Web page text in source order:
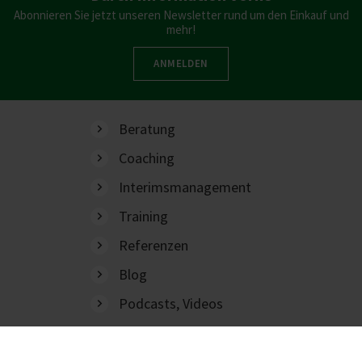
Abonnieren Sie jetzt unseren Newsletter rund um den Einkauf und
mehr!
ANMELDEN
Beratung
Coaching
Interimsmanagement
Training
Referenzen
Blog
Podcasts, Videos